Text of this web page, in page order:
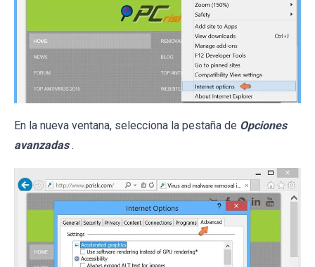
En la nueva ventana, selecciona la pestaña de Opciones
avanzadas .